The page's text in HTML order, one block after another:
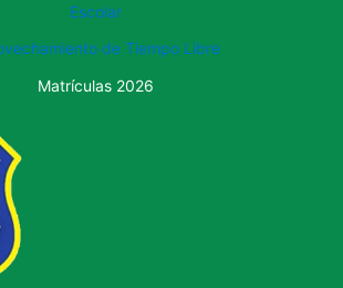
Escolar
de Tiempo Libre
Matrículas 2026